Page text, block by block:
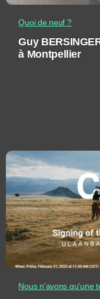
Quoi de neuf ?
Guy
à Montpellier
Nous n'avons qu'une